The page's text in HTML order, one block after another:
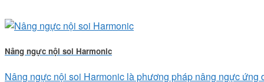
Nâng ngực nội soi Harmonic
Nâng ngực nội soi Harmonic là phương pháp nâng ngực ứng